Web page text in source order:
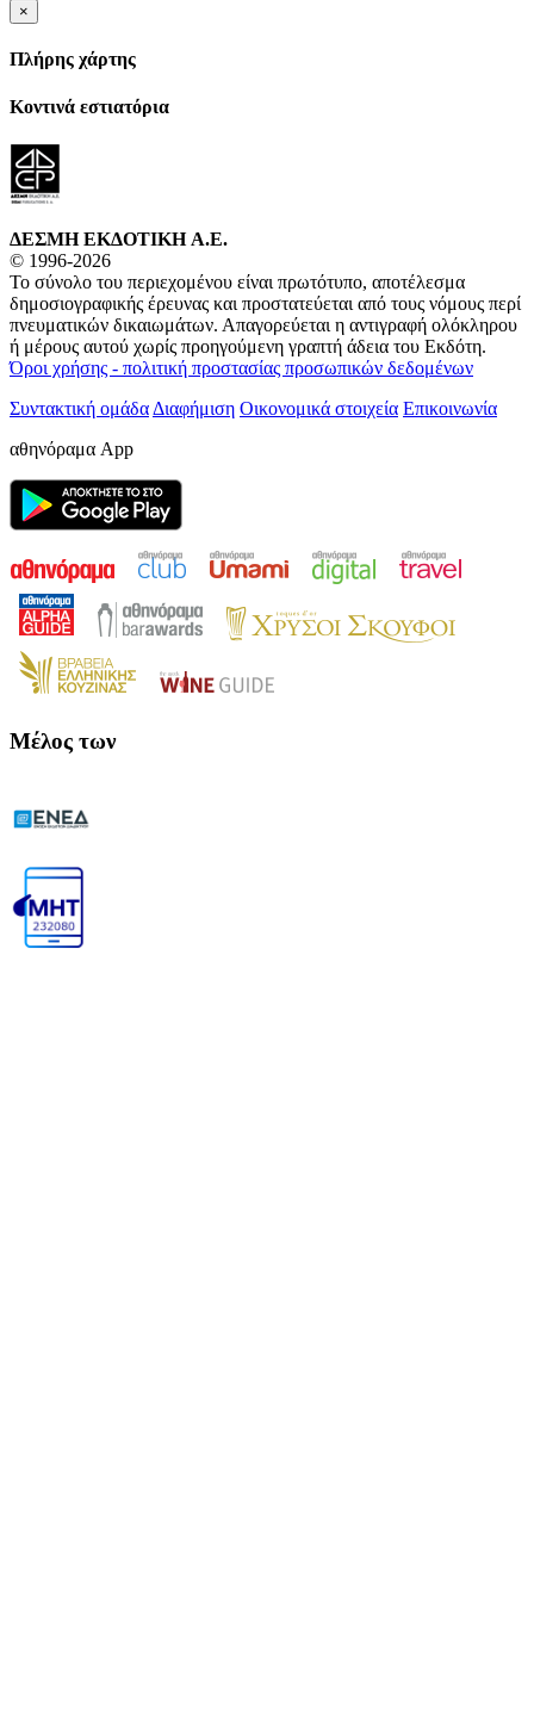
×
Πλήρης χάρτης
Κοντινά εστιατόρια
ΔΕΣΜΗ ΕΚΔΟΤΙΚΗ A.E.
© 1996-2026
Το σύνολο του περιεχομένου είναι πρωτότυπο, αποτέλεσμα
δημοσιογραφικής έρευνας και προστατεύεται από τους νόμους περί
πνευματικών δικαιωμάτων. Απαγορεύεται η αντιγραφή ολόκληρου
ή μέρους αυτού χωρίς προηγούμενη γραπτή άδεια του Εκδότη.
Όροι χρήσης - πολιτική προστασίας προσωπικών δεδομένων
Συντακτική ομάδα Διαφήμιση Οικονομικά στοιχεία Επικοινωνία
αθηνόραμα App
Μέλος των